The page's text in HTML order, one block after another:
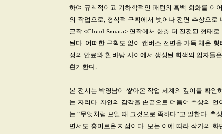
하여 규칙적이고 기하학적인 패턴의 흑백 회화를 이
의 작업으로, 형식적 구획에서 벗어나 전면 추상으
근작 <Cloud Sonata> 연작에서 한층 더 진전된 형태
된다. 어떠한 구획도 없이 캔버스 전면을 가득 채운
정의 안료와 흰 바탕 사이에서 생성된 회색의 입자들
환기한다.
본 전시는 박영남이 쌓아온 작업 세계의 깊이를 확인
는 자리다. 자연의 감각을 손끝으로 더듬어 추상의
는 “무엇처럼 보일 때 그것으로 족하다”고 말한다. 추
면서도 흥미로운 지점이다. 보는 이에 따라 작가의